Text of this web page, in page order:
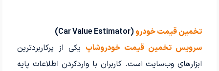
تخمین قیمت خودرو(Car Value Estimator)
سرویس تخمین قیمت خودروشاپ یکی از پرکاربردترین
ابزارهای وب‌سایت است. کاربران با واردکردن اطلاعات پایه